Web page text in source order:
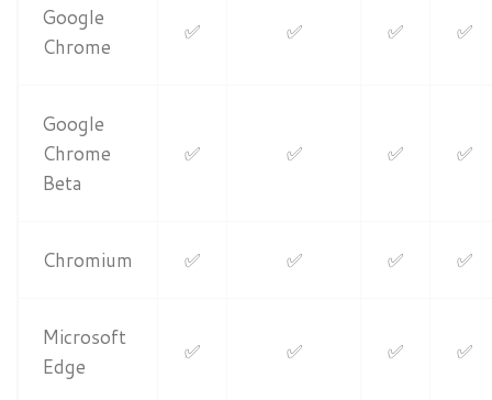
Google
Chrome
✅ ✅ ✅ ✅
Google
Chrome
Beta
✅ ✅ ✅ ✅
Chromium ✅ ✅ ✅ ✅
Microsoft
Edge
✅ ✅ ✅ ✅